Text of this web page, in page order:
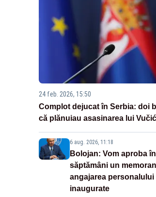
24 feb. 2026, 15:50
Complot dejucat în Serbia: doi
că plănuiau asasinarea lui Vučić
6 aug. 2026, 11:18
Bolojan: Vom aproba
săptămâni un
angajarea personalului
inaugurate